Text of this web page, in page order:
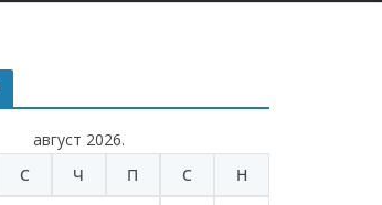
август 2026.
С Ч П С Н